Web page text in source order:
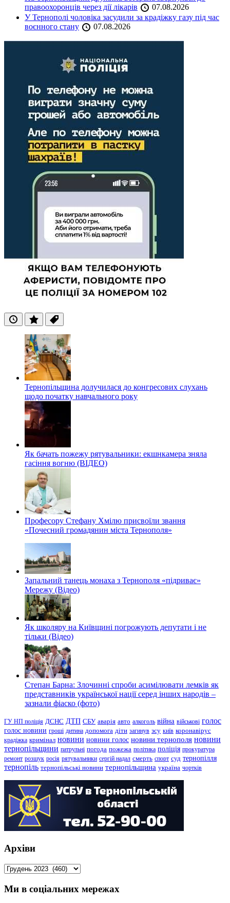
правоохоронців через дії лікарів
07.08.2026
У Тернополі чоловіка засудили за крадіжку газу під час
воєнного стану
07.08.2026
ОстанніПопулярні
Теги
Тернопільщина долучилася до конгресових слухань
щодо початку навчального року
Як бачать пожежу рятувальники: екшнкамера зняла
гасіння вогню (ВІДЕО)
Професору Стефану Хмілю присвоїли звання
«Почесний громадянин міста Тернополя»
Запальний танець монаха з Тернополя «підриває»
Мережу (Відео)
Як школяру на Київщині погрожують депутати і не
тільки (Відео)
Степан Барна: Злочинні спроби асимілювати лемків як
представників української нації серед інших народів –
зазнали фіаско (фото)
ГУ НП поліція ДСНС ДТП СБУ аварія авто алкоголь війна військові голос
голос новини гроші дитина допомога діти загинув зсу київ коронавірус
крадіжка кримінал новини новини голос новини тернополя новини
тернопільщини патрульні погода пожежа політика поліція прокуратура
ремонт розшук росія рятувальники сергій надал смерть спорт суд тернопілля
тернопіль тернопільські новини тернопільщина україна чортків
Архіви
Архіви
Ми в соціальних мережах